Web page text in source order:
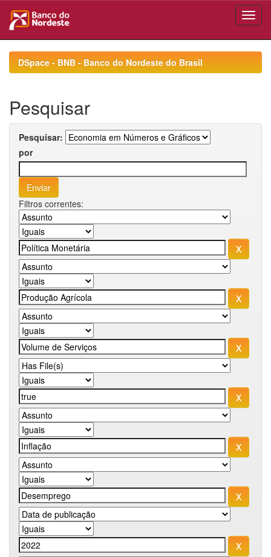
navigationDSpace - BNB - Banco do Nordeste do Brasil
Pesquisar
Pesquisar:
por
Filtros correntes: